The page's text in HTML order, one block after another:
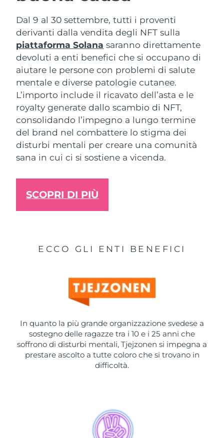
Dal 9 al 30 settembre, tutti i proventi
derivanti dalla vendita degli NFT sulla
piattaforma Solana saranno direttamente
devoluti a enti benefici che si occupano di
aiutare le persone con problemi di salute
mentale e diverse patologie cutanee.
L’importo include il ricavato dell’asta e le
royalty generate dallo scambio di NFT,
consolidando l’impegno a lungo termine
del brand nel combattere lo stigma dei
disturbi mentali per creare una comunità
sana in cui ci si sostiene a vicenda.
SCOPRI DI PIÙ
ECCO GLI ENTI BENEFICI
In quanto la più grande organizzazione svedese a
sostegno delle ragazze tra i 10 e i 25 anni che
soffrono di disturbi mentali, Tjejzonen si impegna a
prestare ascolto a tutte coloro che si trovano in
difficoltà.
Slovacchia Consegna stimata
Slovenia Consegna stimata8/10/26
Sudafrica Consegna stimata 8/18/26
Corea del Sud Consegna stimata 8/12/26
Spagna Consegna stimata8/10/26
Svezia Consegna stimata
Svizzera Consegna stimata
Thailandia
Regno Unito Consegna stimata
Uzbekistan Consegna stimata8/15/26
Vietnam Consegna stimata8/16/26